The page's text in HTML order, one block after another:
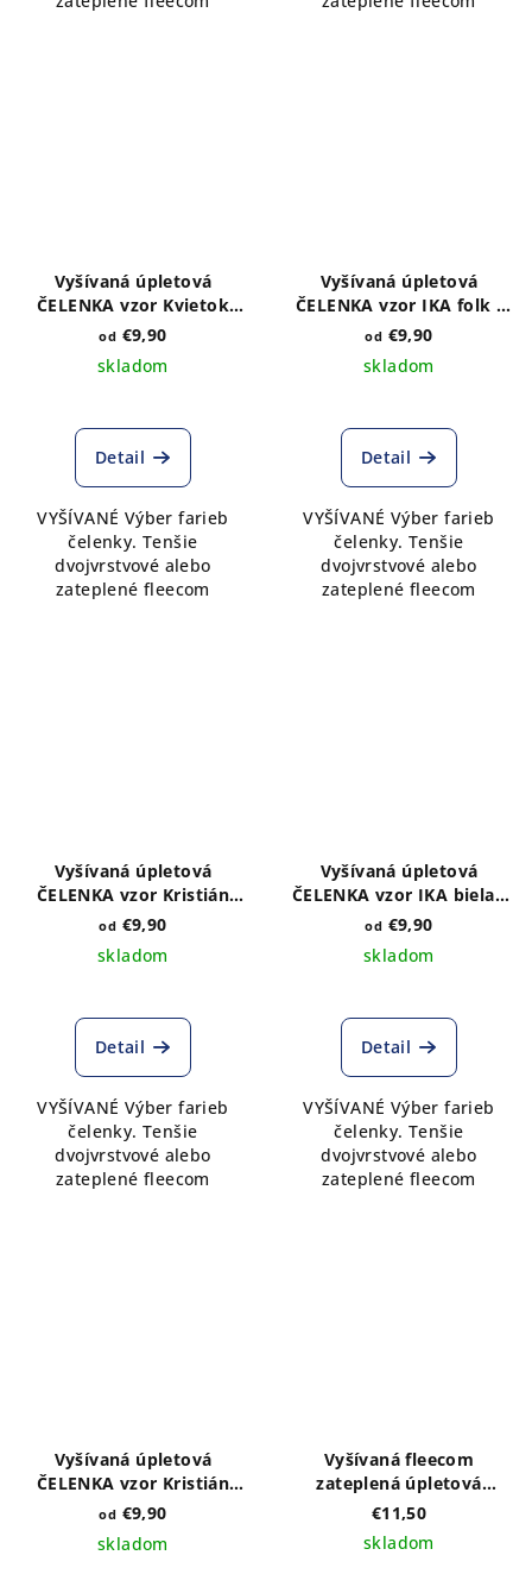
Vyšívaná úpletová
ČELENKA vzor Kvietok
ružový - výber farieb a
od €9,90
skladom
Detail
VYŠÍVANÉ Výber farieb
čelenky. Tenšie
dvojvrstvové alebo
zateplené fleecom
Vyšívaná úpletová
ČELENKA vzor IKA folk -
výber farieb a druhu
od €9,90
skladom
Detail
VYŠÍVANÉ Výber farieb
čelenky. Tenšie
dvojvrstvové alebo
zateplené fleecom
Vyšívaná úpletová
ČELENKA vzor Kristián
ružový - výber farieb a
od €9,90
skladom
Detail
VYŠÍVANÉ Výber farieb
čelenky. Tenšie
dvojvrstvové alebo
zateplené fleecom
Vyšívaná úpletová
ČELENKA vzor IKA biela -
výber farieb a druhu
od €9,90
skladom
Detail
VYŠÍVANÉ Výber farieb
čelenky. Tenšie
dvojvrstvové alebo
zateplené fleecom
Vyšívaná úpletová
ČELENKA vzor Kristián
modrý - výber farieb a
od €9,90
skladom
Vyšívaná fleecom
zateplená úpletová
ČELENKA vzor IKA
bordová výber farieb
€11,50
skladom